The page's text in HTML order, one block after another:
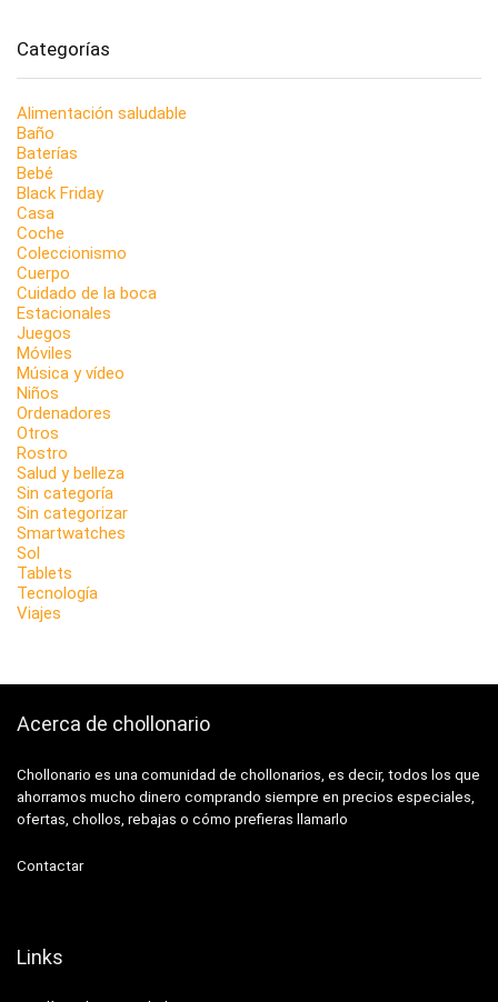
Categorías
Alimentación saludable
Baño
Baterías
Bebé
Black Friday
Casa
Coche
Coleccionismo
Cuerpo
Cuidado de la boca
Estacionales
Juegos
Móviles
Música y vídeo
Niños
Ordenadores
Otros
Rostro
Salud y belleza
Sin categoría
Sin categorizar
Smartwatches
Sol
Tablets
Tecnología
Viajes
Acerca de chollonario
Chollonario es una comunidad de chollonarios, es decir, todos los que
ahorramos mucho dinero comprando siempre en precios especiales,
ofertas, chollos, rebajas o cómo prefieras llamarlo
Contactar
Links